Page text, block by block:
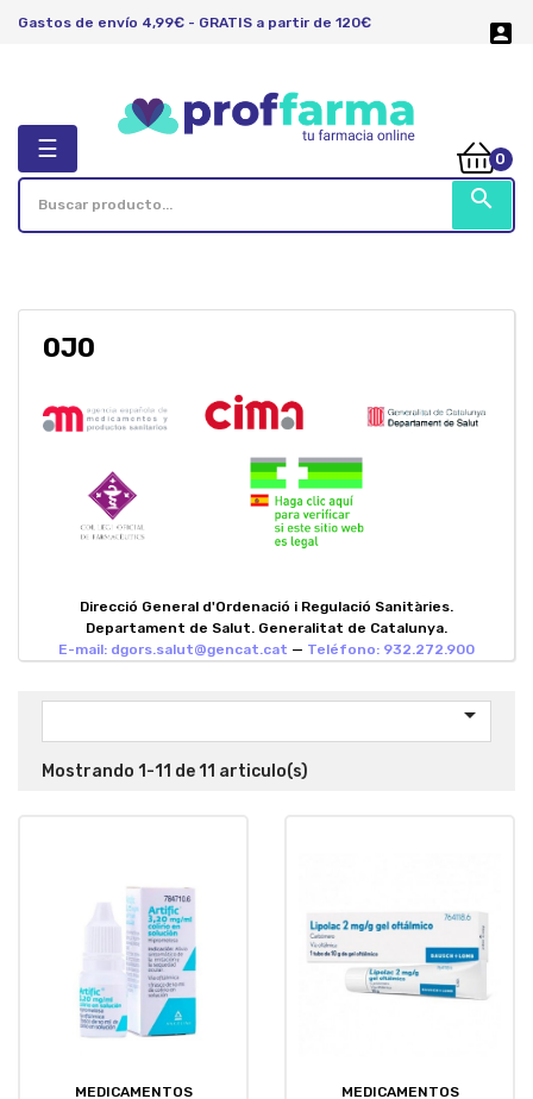
Gastos de envío 4,99€ - GRATIS a partir de 120€ 
search
Navegación
de
palanca
☰ 0
OJO
Direcció General d'Ordenació i Regulació Sanitàries.
Departament de Salut. Generalitat de Catalunya.
E-mail: dgors.salut@gencat.cat — Teléfono: 932.272.900

Mostrando 1-11 de 11 articulo(s)
MEDICAMENTOS MEDICAMENTOS